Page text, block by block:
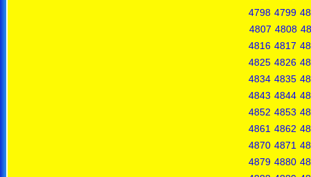
4798 4799
4807 4808
4816 4817
4825 4826
4834 4835
4843 4844
4852 4853
4861 4862
4870 4871
4879 4880